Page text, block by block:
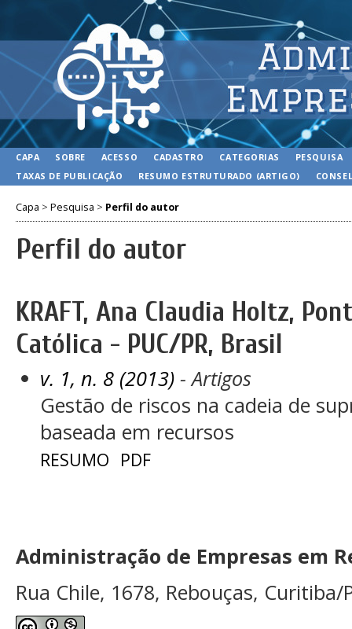
CAPA SOBRE ACESSO CADASTRO CATEGORIAS
PESQUISA
TAXAS DE PUBLICAÇÃO
RESUMO ESTRUTURADO (ARTIGO)
Capa > Pesquisa > Perfil do autor
Perfil do autor
KRAFT, Ana Claudia Holtz,
Católica - PUC/PR, Brasil
v. 1, n. 8 (2013) - Artigos
Gestão de riscos na cadeia de
baseada em recursos
RESUMO PDF
Administração de Empresas em
Rua Chile, 1678, Rebouças, Curitiba/